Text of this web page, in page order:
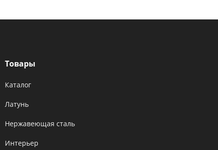
Товары
Каталог
Латунь
Нержавеющая сталь
Интерьер